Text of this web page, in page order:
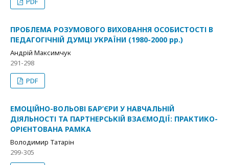
ПРОБЛЕМА РОЗУМОВОГО ВИХОВАННЯ ОСОБИСТОСТІ В
ПЕДАГОГІЧНІЙ ДУМЦІ УКРАЇНИ (1980-2000 рр.)
Андрій Максимчук
291-298
PDF
ЕМОЦІЙНО-ВОЛЬОВІ БАР’ЄРИ У НАВЧАЛЬНІЙ
ДІЯЛЬНОСТІ ТА ПАРТНЕРСЬКІЙ ВЗАЄМОДІЇ: ПРАКТИКО-
ОРІЄНТОВАНА РАМКА
Володимир Татарін
299-305